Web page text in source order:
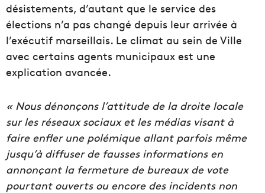
désistements, d’autant que le service des
élections n’a pas changé depuis leur arrivée à
l’exécutif marseillais. Le climat au sein de Ville
avec certains agents municipaux est une
explication avancée.
« Nous dénonçons l’attitude de la droite locale
sur les réseaux sociaux et les médias visant à
faire enfler une polémique allant parfois même
jusqu’à diffuser de fausses informations en
annonçant la fermeture de bureaux de vote
pourtant ouverts ou encore des incidents non